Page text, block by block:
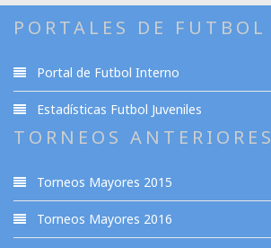
PORTALES DE FUTBOL
Portal de Futbol Interno
Estadísticas Futbol Juveniles
TORNEOS ANTERIORES
Torneos Mayores 2015
Torneos Mayores 2016